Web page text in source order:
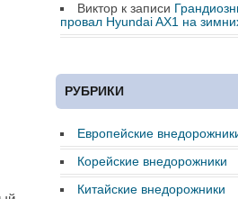
Виктор к записи
провал Hyundai AX1 на
РУБРИКИ
Европейские
Корейские внедорожники
Китайские внедорожники